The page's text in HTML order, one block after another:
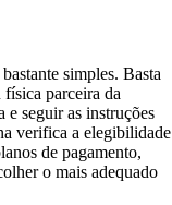
simples. Basta
parceira da
e seguir as instruções
verifica a elegibilidade
de pagamento,
o mais adequado